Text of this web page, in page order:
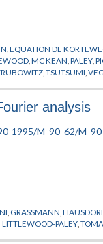
,EQUATION DE
,MC KEAN ,PALEY ,
,TSUTSUMI ,
analysis
GRASSMANN ,
LITTLEWOOD-PALEY ,